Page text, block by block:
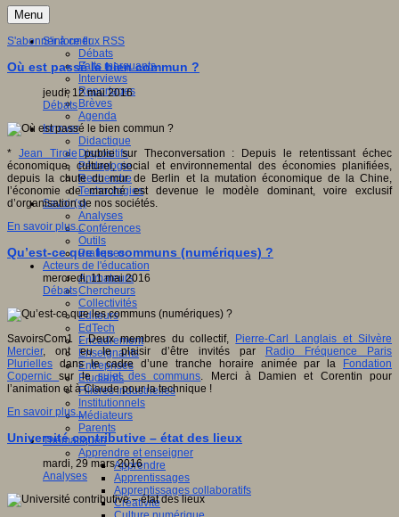
Menu
S'informer
Débats
Faits marquants
Interviews
Reportages
Brèves
Agenda
Innover
Didactique
Dispositifs
Pédagogie
Recherche
Technologies
Savoir(s)
Analyses
Conférences
Outils
Pratiques
Acteurs de l'éducation
Animateurs
Chercheurs
Collectivités
Editeurs
EdTech
Encadrement
Enseignants
Entreprises
Etudiants
Filières industrielles
Institutionnels
Médiateurs
Parents
Thématiques
Apprendre et enseigner
Apprendre
Apprentissages
Apprentissages collaboratifs
Créativité
S'abonner à ce flux RSS
Où est passé le bien commun ?
jeudi, 12 mai 2016
Débats
* Jean Tirole publie sur Theconversation : Depuis le retentissant échec
économique, culturel, social et environnemental des économies planifiées,
depuis la chute du mur de Berlin et la mutation économique de la Chine,
l’économie de marché est devenue le modèle dominant, voire exclusif
d’organisation de nos sociétés.
En savoir plus...
Qu’est-ce que les communs (numériques) ?
mercredi, 11 mai 2016
Débats
SavoirsCom1 : Deux membres du collectif,
Pierre-Carl Langlais et Silvère
Mercier, ont eu le plaisir d’être invités par
Radio Fréquence Paris
Plurielles dans le cadre d’une tranche horaire animée par la
Fondation
Copernicsur lesujet des communs. Merci à Damien et Corentin pour
l’animation et à Claude pour la technique !
En savoir plus...
Université contributive – état des lieux
mardi, 29 mars 2016
Analyses